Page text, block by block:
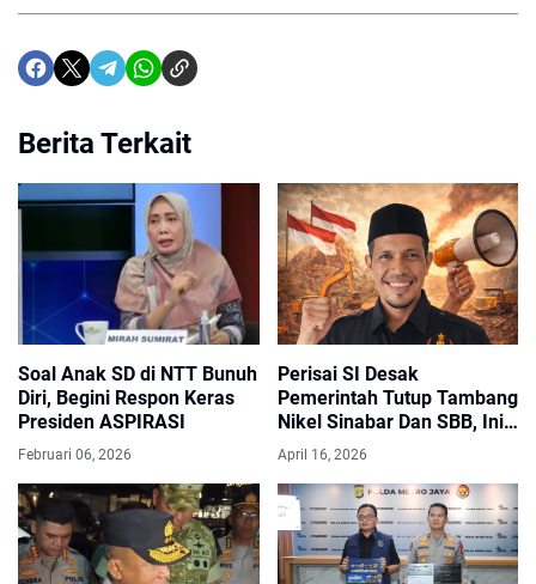
Berita Terkait
Soal Anak SD di NTT Bunuh
Diri, Begini Respon Keras
Presiden ASPIRASI
Februari 06, 2026
Perisai SI Desak
Pemerintah Tutup Tambang
Nikel Sinabar Dan SBB, Ini
Alasannya
April 16, 2026